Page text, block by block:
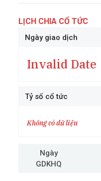
LỊCH CHIA CỔ TỨC
Ngày giao dịch
Invalid Date
Tỷ số cổ tức
Không có dữ liệu
Ngày
GDKHQ